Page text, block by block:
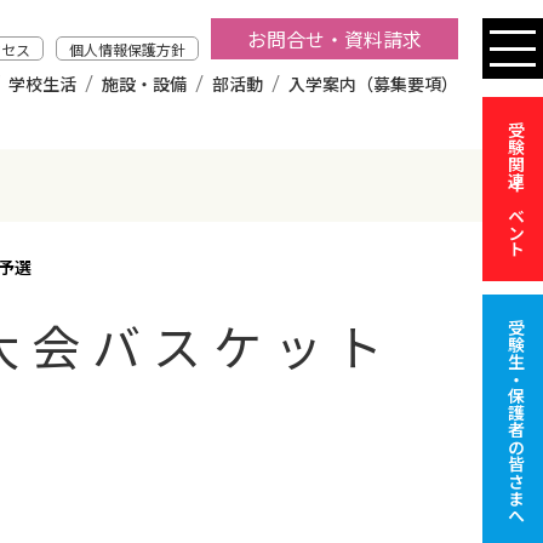
ス 個人情報保護方針 お問合せ・資料請求
学校生活 施設・設備 部活動 入学案内（募集要項）
受験関連イベント
受験生・保護者の皆さまへ
選
バスケット